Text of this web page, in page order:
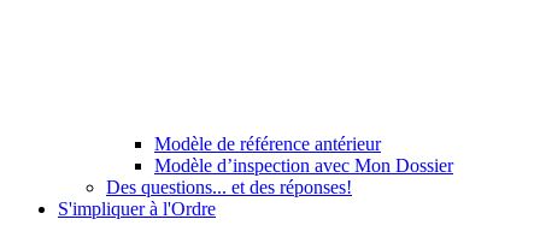
Modèle de référence antérieur
Modèle d’inspection avec Mon Dossier
Des questions... et des réponses!
S'impliquer à l'Ordre